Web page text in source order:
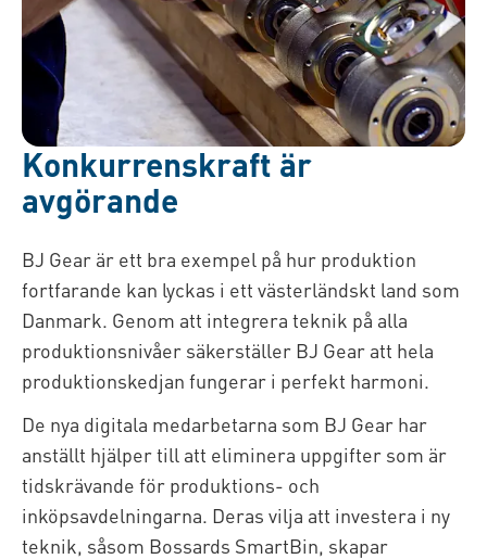
Konkurrenskraft är
avgörande
BJ Gear är ett bra exempel på hur produktion
fortfarande kan lyckas i ett västerländskt land som
Danmark. Genom att integrera teknik på alla
produktionsnivåer säkerställer BJ Gear att hela
produktionskedjan fungerar i perfekt harmoni.
De nya digitala medarbetarna som BJ Gear har
anställt hjälper till att eliminera uppgifter som är
tidskrävande för produktions- och
inköpsavdelningarna. Deras vilja att investera i ny
teknik, såsom Bossards SmartBin, skapar